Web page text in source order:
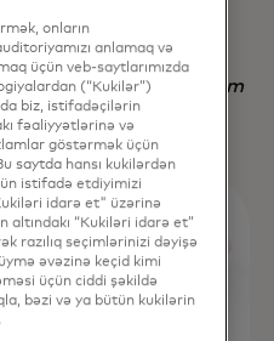
üstün edir.
Data, GlassesUSA.com
onların
anlamaq və
üçün veb-saytlarımızda
(“Kukilər”)
biz, istifadəçilərin
fəaliyyətlərinə və
göstərmək üçün
saytda hansı kukilərdən
istifadə etdiyimizi
idarə et" üzərinə
altındakı “Kukiləri idarə et”
razılıq seçimlərinizi dəyişə
əvəzinə keçid kimi
üçün ciddi şəkildə
bəzi və ya bütün kukilərin